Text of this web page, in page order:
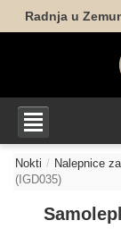
Radnja u
Nokti Nalepnice
(IGD035)